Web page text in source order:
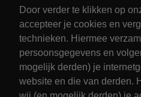
Door verder te klikken op
accepteer je cookies en
technieken. Hiermee
persoonsgegevens en
mogelijk derden) je
website en die van derden.
Algemeen
Contact